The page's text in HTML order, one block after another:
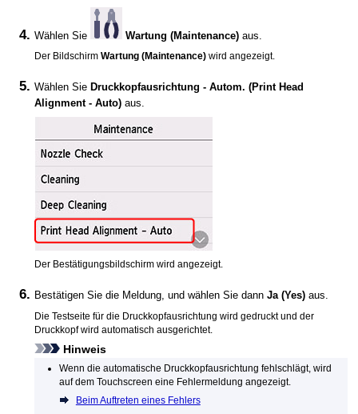
Wählen Sie Wartung (Maintenance) aus.
Der BildschirmWartung (Maintenance) wird angezeigt.
Wählen Sie Druckkopfausrichtung - Autom. (Print Head
Alignment - Auto) aus.
Der Bestätigungsbildschirm wird angezeigt.
Bestätigen Sie die Meldung, und wählen Sie dannJa (Yes) aus.
Die Testseite für die Druckkopfausrichtung wird gedruckt und der
Druckkopfwird automatisch ausgerichtet.
Hinweis
Wenn die automatische Druckkopfausrichtung fehlschlägt, wird
auf dem Touchscreen eine Fehlermeldung angezeigt.
Beim Auftreten eines Fehlers